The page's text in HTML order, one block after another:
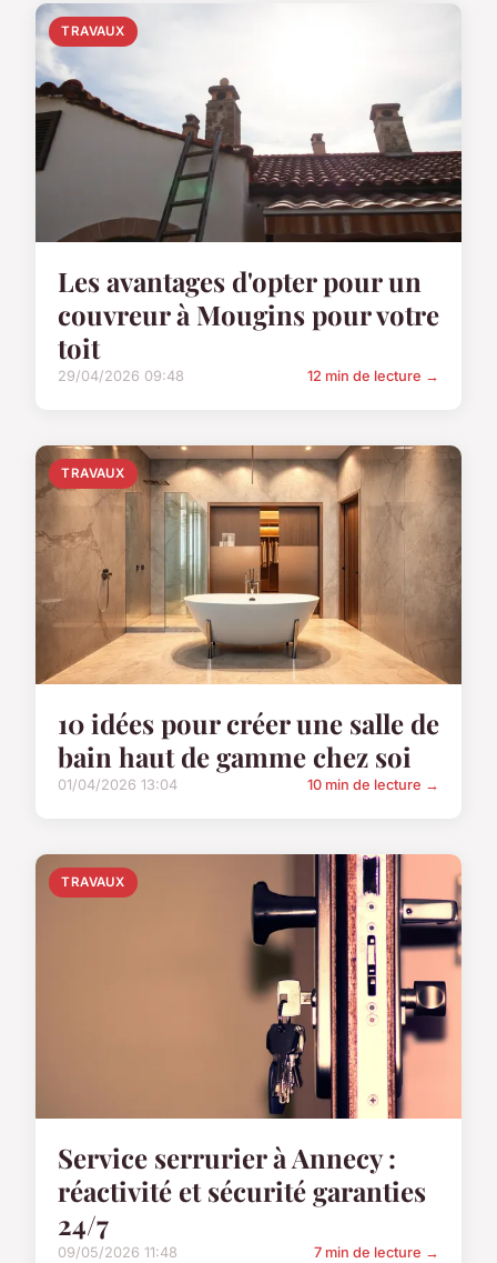
TRAVAUX
Les avantages d'opter pour un
couvreur à Mougins pour votre
toit
29/04/2026 09:48 12 min de lecture →
TRAVAUX
10 idées pour créer une salle de
bain haut de gamme chez soi
01/04/2026 13:04 10 min de lecture →
TRAVAUX
Service serrurier à Annecy :
réactivité et sécurité garanties
24/7
09/05/2026 11:48 7 min de lecture →